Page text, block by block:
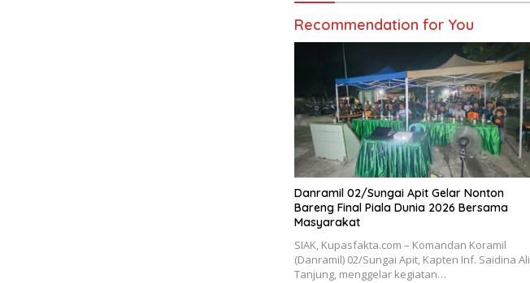
Recommendation for You
Danramil 02/Sungai Apit Gelar Nonton
Bareng Final Piala Dunia 2026 Bersama
Masyarakat
SIAK, Kupasfakta.com – Komandan Koramil
(Danramil) 02/Sungai Apit, Kapten Inf. Saidina Ali
Tanjung, menggelar kegiatan…